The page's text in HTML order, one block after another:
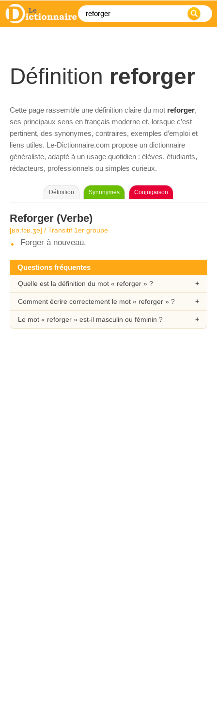
Définition reforger
Cette page rassemble une définition claire du mot reforger,
ses principaux sens en français moderne et, lorsque c’est
pertinent, des synonymes, contraires, exemples d’emploi et
liens utiles. Le-Dictionnaire.com propose un dictionnaire
généraliste, adapté à un usage quotidien : élèves, étudiants,
rédacteurs, professionnels ou simples curieux.
Définition Synonymes Conjugaison
Reforger (Verbe)
[ʁə.fɔʁ.ʒe] / Transitif 1er groupe
Forger à nouveau.
Questions fréquentes
Quelle est la définition du mot « reforger » ?
Comment écrire correctement le mot « reforger » ?
Le mot « reforger » est-il masculin ou féminin ?